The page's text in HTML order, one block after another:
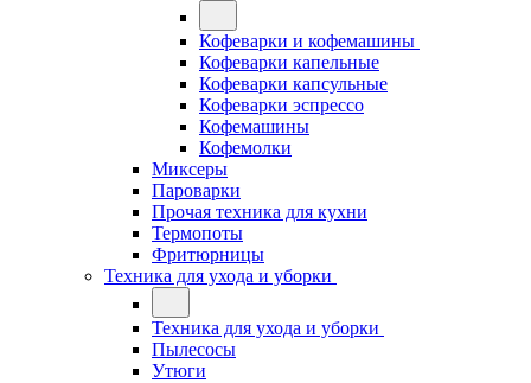
Кофеварки и кофемашины
Кофеварки капельные
Кофеварки капсульные
Кофеварки эспрессо
Кофемашины
Кофемолки
Миксеры
Пароварки
Прочая техника для кухни
Термопоты
Фритюрницы
Техника для ухода и уборки
Техника для ухода и уборки
Пылесосы
Утюги